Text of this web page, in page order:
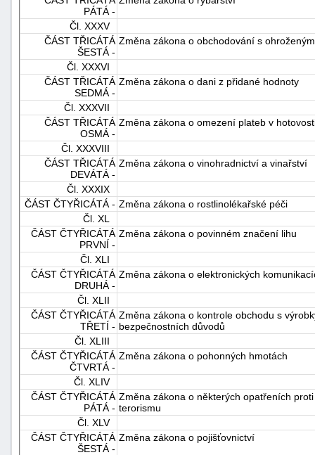
PÁTÁ -
Čl. XXXV
ČÁST TŘICÁTÁ
ŠESTÁ -
Změna zákona o obchodování s
Čl. XXXVI
ČÁST TŘICÁTÁ
SEDMÁ -
Změna zákona o dani z přidané hodnoty
Čl. XXXVII
ČÁST TŘICÁTÁ
OSMÁ -
Změna zákona o omezení plateb v
Čl. XXXVIII
ČÁST TŘICÁTÁ
DEVÁTÁ -
Změna zákona o vinohradnictví a vinařství
Čl. XXXIX
ČÁST ČTYŘICÁTÁ - Změna zákona o rostlinolékařské péči
Čl. XL
ČÁST ČTYŘICÁTÁ
PRVNÍ -
Změna zákona o povinném značení lihu
Čl. XLI
ČÁST ČTYŘICÁTÁ
DRUHÁ -
Změna zákona o elektronických
Čl. XLII
ČÁST ČTYŘICÁTÁ
TŘETÍ -
Změna zákona o kontrole obchodu s
bezpečnostních důvodů
Čl. XLIII
ČÁST ČTYŘICÁTÁ
ČTVRTÁ -
Změna zákona o pohonných hmotách
Čl. XLIV
ČÁST ČTYŘICÁTÁ
PÁTÁ -
Změna zákona o některých opatřeních
terorismu
Čl. XLV
ČÁST ČTYŘICÁTÁ
ŠESTÁ -
Změna zákona o pojišťovnictví